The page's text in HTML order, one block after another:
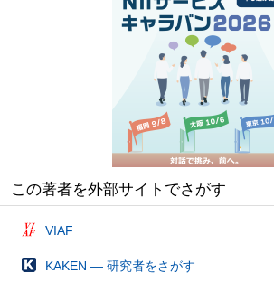
この著者を外部サイトでさがす
VIAF
KAKEN — 研究者をさがす